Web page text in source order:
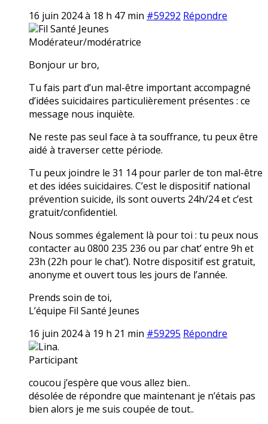
16 juin 2024 à 18 h 47 min #59292 Répondre
Fil Santé Jeunes
Modérateur/modératrice
Bonjour ur bro,
Tu fais part d’un mal-être important accompagné
d’idées suicidaires particulièrement présentes : ce
message nous inquiète.
Ne reste pas seul face à ta souffrance, tu peux être
aidé à traverser cette période.
Tu peux joindre le 31 14 pour parler de ton mal-être
et des idées suicidaires. C’est le dispositif national
prévention suicide, ils sont ouverts 24h/24 et c’est
gratuit/confidentiel.
Nous sommes également là pour toi : tu peux nous
contacter au 0800 235 236 ou par chat’ entre 9h et
23h (22h pour le chat’). Notre dispositif est gratuit,
anonyme et ouvert tous les jours de l’année.
Prends soin de toi,
L’équipe Fil Santé Jeunes
16 juin 2024 à 19 h 21 min #59295 Répondre
Lina.
Participant
coucou j’espère que vous allez bien..
désolée de répondre que maintenant je n’étais pas
bien alors je me suis coupée de tout..